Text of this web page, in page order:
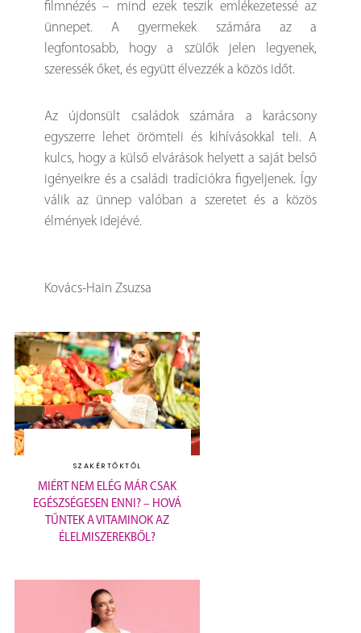
filmnézés – mind ezek teszik emlékezetessé az
ünnepet. A gyermekek számára az a
legfontosabb, hogy a szülők jelen legyenek,
szeressék őket, és együtt élvezzék a közös időt.
Az újdonsült családok számára a karácsony
egyszerre lehet örömteli és kihívásokkal teli. A
kulcs, hogy a külső elvárások helyett a saját belső
igényeikre és a családi tradíciókra figyeljenek. Így
válik az ünnep valóban a szeretet és a közös
élmények idejévé.
Kovács-Hain Zsuzsa
SZAKÉRTŐKTŐL
MIÉRT NEM ELÉG MÁR CSAK
EGÉSZSÉGESEN ENNI? – HOVÁ
TŰNTEK A VITAMINOK AZ
ÉLELMISZEREKBŐL?